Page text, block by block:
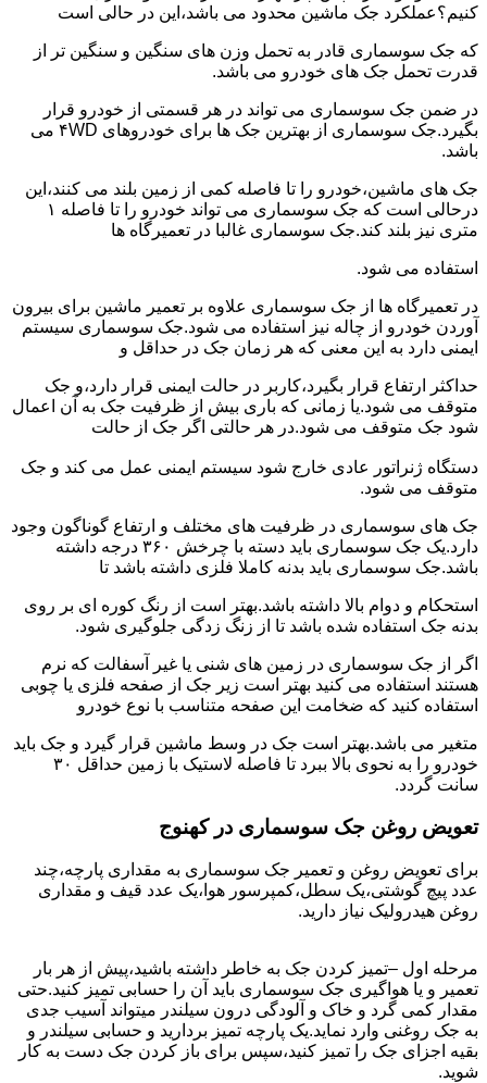
کنیم؟عملکرد جک ماشین محدود می باشد،این در حالی است
که جک سوسماری قادر به تحمل وزن های سنگین و سنگین تر از
قدرت تحمل جک های خودرو می باشد.
در ضمن جک سوسماری می تواند در هر قسمتی از خودرو قرار
بگیرد.جک سوسماری از بهترین جک ها برای خودروهای ۴WD می
باشد.
جک های ماشین،خودرو را تا فاصله کمی از زمین بلند می کنند،این
درحالی است که جک سوسماری می تواند خودرو را تا فاصله ۱
متری نیز بلند کند.جک سوسماری غالبا در تعمیرگاه ها
استفاده می شود.
در تعمیرگاه ها از جک سوسماری علاوه بر تعمیر ماشین برای بیرون
آوردن خودرو از چاله نیز استفاده می شود.جک سوسماری سیستم
ایمنی دارد به این معنی که هر زمان جک در حداقل و
حداکثر ارتفاع قرار بگیرد،کاربر در حالت ایمنی قرار دارد،و جک
متوقف می شود.یا زمانی که باری بیش از ظرفیت جک به آن اعمال
شود جک متوقف می شود.در هر حالتی اگر جک از حالت
دستگاه ژنراتور عادی خارج شود سیستم ایمنی عمل می کند و جک
متوقف می شود.
جک های سوسماری در ظرفیت های مختلف و ارتفاع گوناگون وجود
دارد.یک جک سوسماری باید دسته با چرخش ۳۶۰ درجه داشته
باشد.جک سوسماری باید بدنه کاملا فلزی داشته باشد تا
استحکام و دوام بالا داشته باشد.بهتر است از رنگ کوره ای بر روی
بدنه جک استفاده شده باشد تا از زنگ زدگی جلوگیری شود.
اگر از جک سوسماری در زمین های شنی یا غیر آسفالت که نرم
هستند استفاده می کنید بهتر است زیر جک از صفحه فلزی یا چوبی
استفاده کنید که ضخامت این صفحه متناسب با نوع خودرو
متغیر می باشد.بهتر است جک در وسط ماشین قرار گیرد و جک باید
خودرو را به نحوی بالا ببرد تا فاصله لاستیک با زمین حداقل ۳۰
سانت گردد.
تعویض روغن جک سوسماری در کهنوج
برای تعویض روغن و تعمیر جک سوسماری به مقداری پارچه،چند
عدد پیچ گوشتی،یک سطل،کمپرسور هوا،یک عدد قیف و مقداری
روغن هیدرولیک نیاز دارید.
مرحله اول –تمیز کردن جک به خاطر داشته باشید،پیش از هر بار
تعمیر و یا هواگیری جک سوسماری باید آن را حسابی تمیز کنید.حتی
مقدار کمی گرد و خاک و آلودگی درون سیلندر میتواند آسیب جدی
به جک روغنی وارد نماید.یک پارچه تمیز بردارید و حسابی سیلندر و
بقیه اجزای جک را تمیز کنید،سپس برای باز کردن جک دست به کار
شوید.